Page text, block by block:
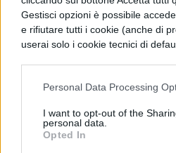
Gestisci opzioni è possibile
e rifiutare tutti i cookie (anche di
userai solo i cookie tecnici di
Personal Data Processing
I want to opt-out of the
personal data.
Opted In
ragazzine come riuscì
Metri Sopra il Cielo”nel
TI POTREBBE